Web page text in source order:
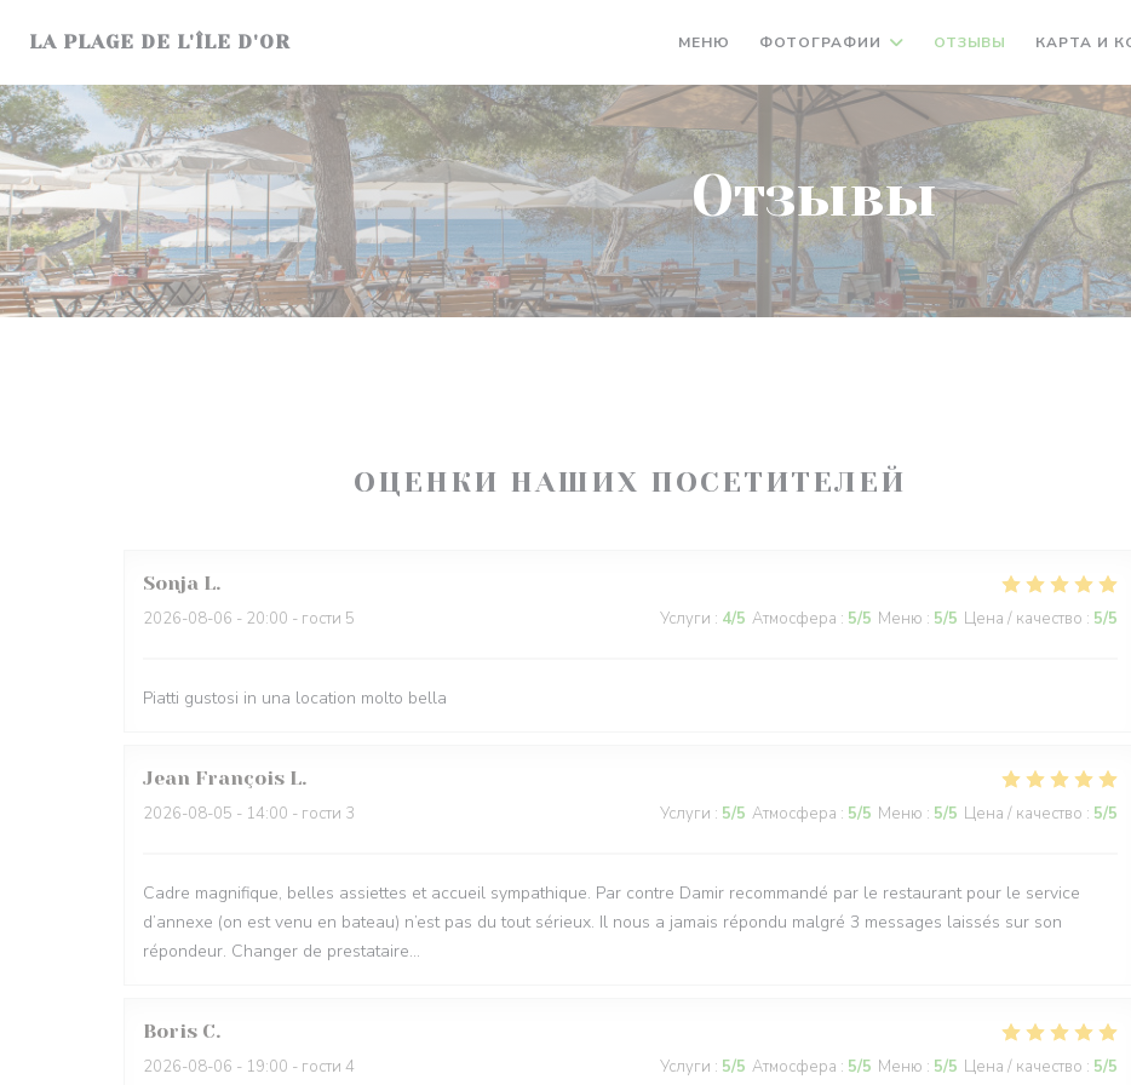
LA PLAGE DE L'ÎLE D'OR МЕНЮ ФОТОГРАФИИ ОТЗЫВЫ КАРТА И
Отзывы
ОЦЕНКИ НАШИХ ПОСЕТИТЕЛЕЙ
Sonja L
2026-08-06 - 20:00 - гости 5 Услуги : 4/5 Атмосфера : 5/5 Меню : 5/5 Цена / качество : 5/5
Piatti gustosi in una location molto bella
Jean François L
2026-08-05 - 14:00 - гости 3 Услуги : 5/5 Атмосфера : 5/5 Меню : 5/5 Цена / качество : 5/5
Cadre magnifique, belles assiettes et accueil sympathique. Par contre Damir recommandé par le restaurant pour le service
d’annexe (on est venu en bateau) n’est pas du tout sérieux. Il nous a jamais répondu malgré 3 messages laissés sur son
répondeur. Changer de prestataire…
Boris C
2026-08-06 - 19:00 - гости 4 Услуги : 5/5 Атмосфера : 5/5 Меню : 5/5 Цена / качество : 5/5